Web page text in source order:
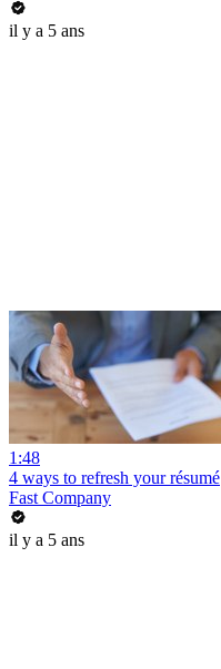
il y a 5 ans
1:48
4 ways to refresh your résumé
Fast Company
il y a 5 ans